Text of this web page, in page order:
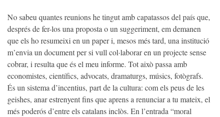
No sabeu quantes reunions he tingut amb capatassos del país que,
després de fer-los una proposta o un suggeriment, em demanen
que els ho resumeixi en un paper i, mesos més tard, una institució
m’envia un document per si vull col·laborar en un projecte sense
cobrar, i resulta que és el meu informe. Tot això passa amb
economistes, científics, advocats, dramaturgs, músics, fotògrafs.
És un sistema d’incentius, part de la cultura: com els peus de les
geishes, anar estrenyent fins que aprens a renunciar a tu mateix, el
més poderós d’entre els catalans inclòs. En l’entrada “moral